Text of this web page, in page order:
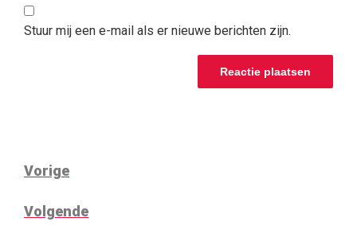
Stuur mij een e-mail als er nieuwe berichten zijn.
BERICHTNAVIGATIE
Vorig
Vorige
Volgend
Volgende